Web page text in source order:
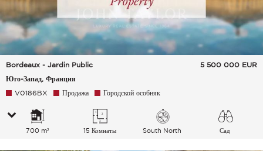
Bordeaux - Jardin Public
Юго-Запад, Франция
5 500 000 EUR
V0186BX Продажа Городской особняк
700 m² 15 Комнаты South North Сад